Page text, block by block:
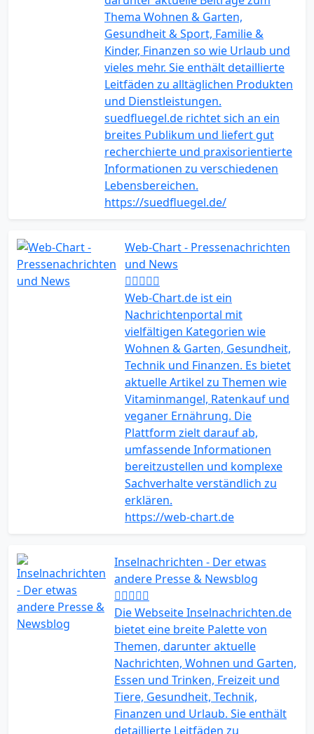
Thema Wohnen & Garten,
Gesundheit & Sport, Familie &
Kinder, Finanzen so wie Urlaub und
vieles mehr. Sie enthält detaillierte
Leitfäden zu alltäglichen Produkten
und Dienstleistungen.
suedfluegel.de richtet sich an ein
breites Publikum und liefert gut
recherchierte und praxisorientierte
Informationen zu verschiedenen
Lebensbereichen.
https://suedfluegel.de/
Web-Chart - Pressenachrichten
und News
​Web-Chart.de ist ein
Nachrichtenportal mit
vielfältigen Kategorien wie
Wohnen & Garten, Gesundheit,
Technik und Finanzen. Es bietet
aktuelle Artikel zu Themen wie
Vitaminmangel, Ratenkauf und
veganer Ernährung. Die
Plattform zielt darauf ab,
umfassende Informationen
bereitzustellen und komplexe
Sachverhalte verständlich zu
erklären.
https://web-chart.de
Inselnachrichten - Der etwas
andere Presse & Newsblog
Die Webseite Inselnachrichten.de
bietet eine breite Palette von
Themen, darunter aktuelle
Nachrichten, Wohnen und Garten,
Essen und Trinken, Freizeit und
Tiere, Gesundheit, Technik,
Finanzen und Urlaub. Sie enthält
detaillierte Leitfäden zu